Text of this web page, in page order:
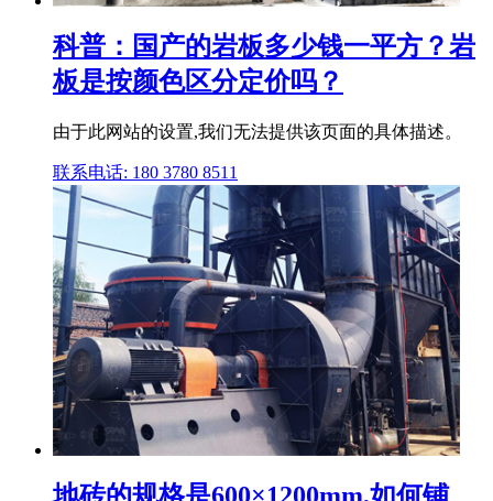
科普：国产的岩板多少钱一平方？岩
板是按颜色区分定价吗？
由于此网站的设置,我们无法提供该页面的具体描述。
联系电话: 180 3780 8511